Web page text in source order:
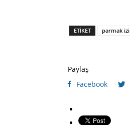
ETIKET parmak izi
Paylaş
Facebook